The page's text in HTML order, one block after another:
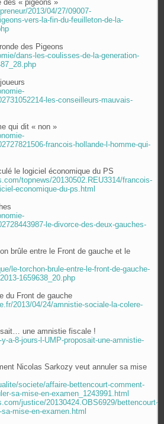
des « pigeons »
2013/04/27/09007-
vers-la-fin-du-feuilleton-de-la-
des Pigeons
dans-les-coulisses-de-la-generation-
les-conseilleurs-mauvais-
qui dit « non »
francois-hollande-l-homme-qui-
le logiciel économique du PS
topnews/20130502.REU3314/francois-
economique-du-ps.html
le-divorce-des-deux-gauches-
brûle entre le Front de gauche et le
le-torchon-brule-entre-le-front-de-gauche-
1659638_20.php
du Front de gauche
2013/04/24/amnistie-sociale-la-colere-
une amnistie fiscale !
a-8-jours-l-UMP-proposait-une-amnistie-
Nicolas Sarkozy veut annuler sa mise
societe/affaire-bettencourt-comment-
sa-mise-en-examen_1243991.html
justice/20130424.OBS6929/bettencourt-
mise-en-examen.html